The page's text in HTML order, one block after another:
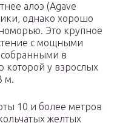
алоэ (Agave
однако хорошо
Это крупное
с мощными
в
которой у взрослых
м.
10 и более метров
желтых